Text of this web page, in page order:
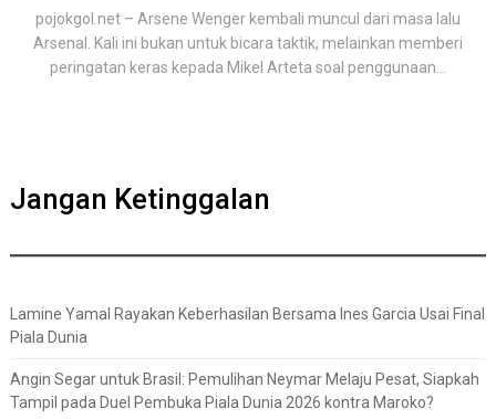
pojokgol.net – Arsene Wenger kembali muncul dari masa lalu
Arsenal. Kali ini bukan untuk bicara taktik, melainkan memberi
peringatan keras kepada Mikel Arteta soal penggunaan...
Jangan Ketinggalan
Lamine Yamal Rayakan Keberhasilan Bersama Ines Garcia Usai Final
Piala Dunia
Angin Segar untuk Brasil: Pemulihan Neymar Melaju Pesat, Siapkah
Tampil pada Duel Pembuka Piala Dunia 2026 kontra Maroko?